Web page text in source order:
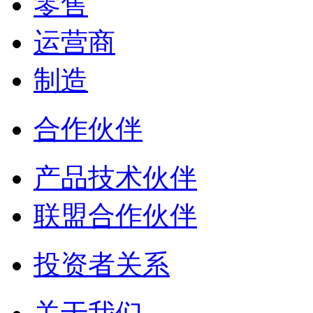
运营商
制造
合作伙伴
产品技术伙伴
联盟合作伙伴
投资者关系